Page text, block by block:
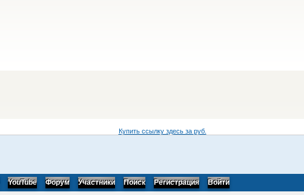
Купить ссылку здесь за руб.
YouTube Форум Участники Поиск Регистрация Войти